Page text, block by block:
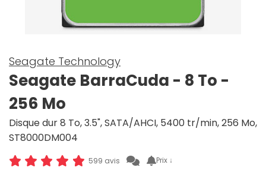
Seagate Technology
Seagate BarraCuda - 8 To -
256 Mo
Disque dur 8 To, 3.5", SATA/AHCI, 5400 tr/min, 256 Mo,
ST8000DM004
599 avis Prix ↓